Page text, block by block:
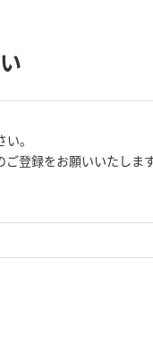
。
登録をお願いいたします